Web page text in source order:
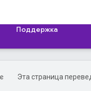
Поддержка
Эта страница